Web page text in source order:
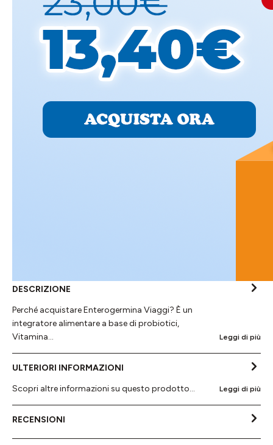
DESCRIZIONE
Perché acquistare Enterogermina Viaggi? È un
integratore alimentare a base di probiotici,
Vitamina…
Leggi di più
ULTERIORI INFORMAZIONI
Scopri altre informazioni su questo prodotto...
Leggi di più
RECENSIONI